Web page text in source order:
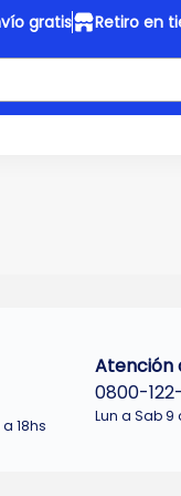
gratis Retiro en
gratis
18hs
Atención
0800-
Lun a Sab 9